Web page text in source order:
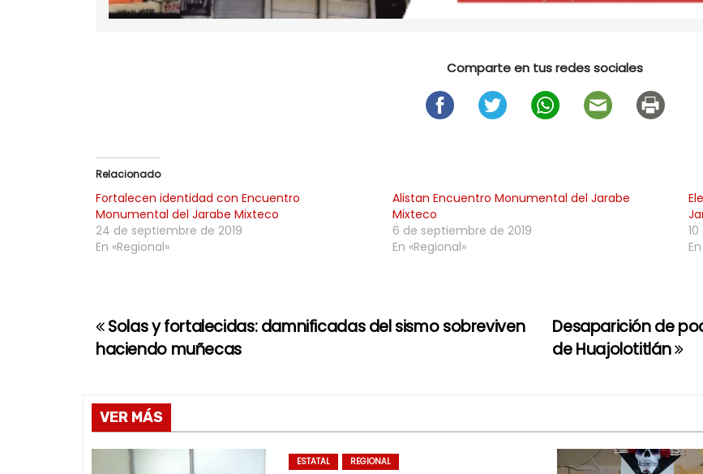
Comparte en tus redes sociales
Relacionado
Fortalecen identidad con Encuentro
Monumental del Jarabe Mixteco
24 de septiembre de 2019
En «Regional»
Alistan Encuentro Monumental del Jarabe
Mixteco
6 de septiembre de 2019
En «Regional»
N
v
e
Desaparición de
de Huajolotitlán
Solas y fortalecidas: damnificadas del sismo sobreviven
haciendo muñecas
VER MÁS
ESTATAL REGIONAL